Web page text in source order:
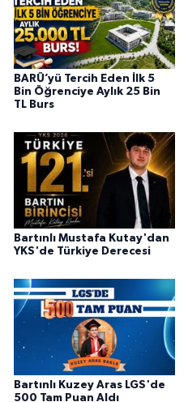
BARÜ’yü Tercih Eden İlk 5
Bin Öğrenciye Aylık 25 Bin
TL Burs
Bartınlı Mustafa Kutay'dan
YKS'de Türkiye Derecesi
Bartınlı Kuzey Aras LGS'de
500 Tam Puan Aldı